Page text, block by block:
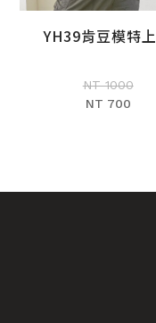
加入購物車
YH39肯豆模特
NT 1000
NT 700